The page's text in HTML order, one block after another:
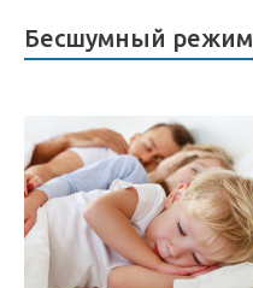
Бесшумный режим